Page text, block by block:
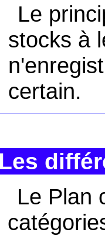
Le
stocks à
certain.
Le Plan